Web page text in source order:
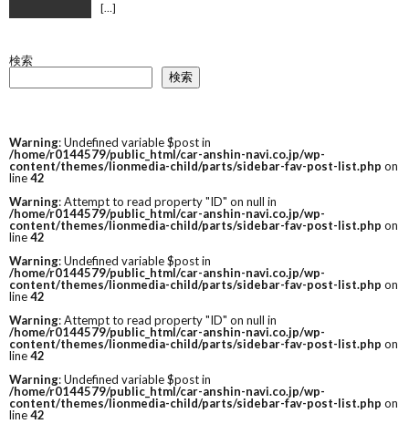
[…]
検索
検索
Warning: Undefined variable $post in
/home/r0144579/public_html/car-anshin-navi.co.jp/wp-
content/themes/lionmedia-child/parts/sidebar-fav-post-list.php on
line42
Warning: Attempt to read property "ID" on null in
/home/r0144579/public_html/car-anshin-navi.co.jp/wp-
content/themes/lionmedia-child/parts/sidebar-fav-post-list.php on
line42
Warning: Undefined variable $post in
/home/r0144579/public_html/car-anshin-navi.co.jp/wp-
content/themes/lionmedia-child/parts/sidebar-fav-post-list.php on
line42
Warning: Attempt to read property "ID" on null in
/home/r0144579/public_html/car-anshin-navi.co.jp/wp-
content/themes/lionmedia-child/parts/sidebar-fav-post-list.php on
line42
Warning: Undefined variable $post in
/home/r0144579/public_html/car-anshin-navi.co.jp/wp-
content/themes/lionmedia-child/parts/sidebar-fav-post-list.php on
line42